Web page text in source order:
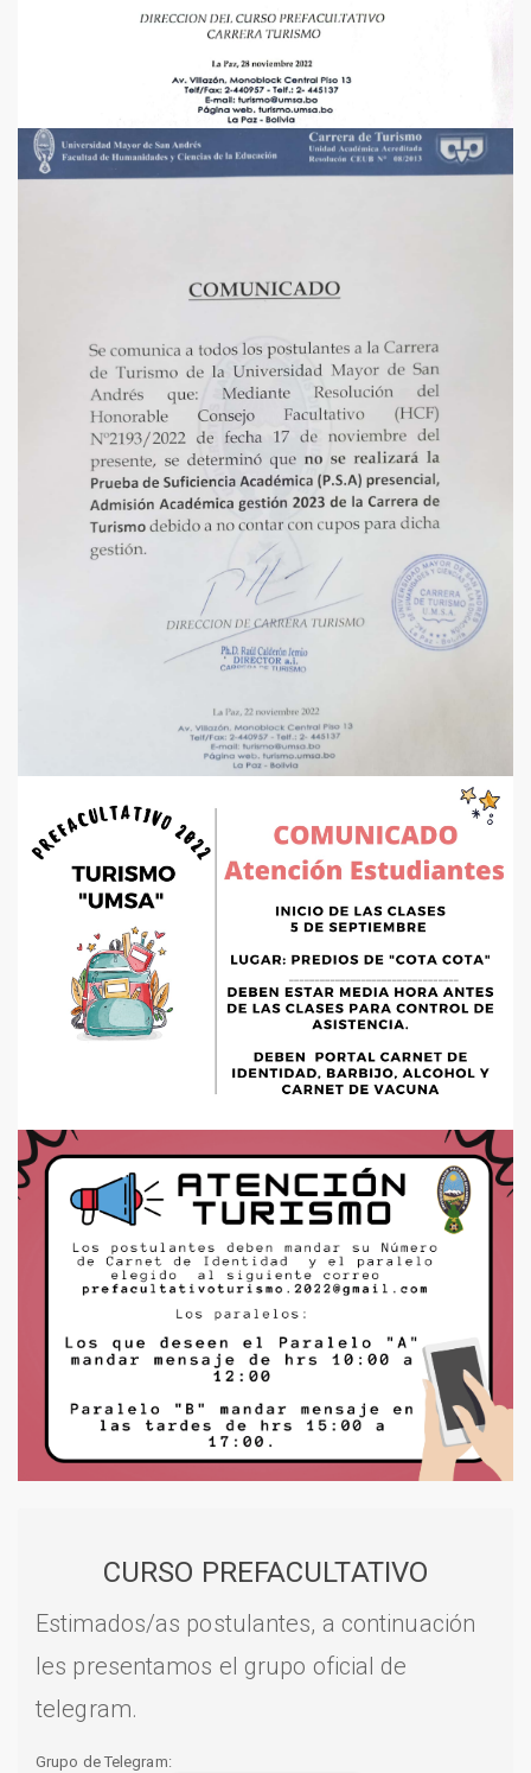
CURSO PREFACULTATIVO
Estimados/as postulantes, a continuación
les presentamos el grupo oficial de
telegram.
Grupo de Telegram: